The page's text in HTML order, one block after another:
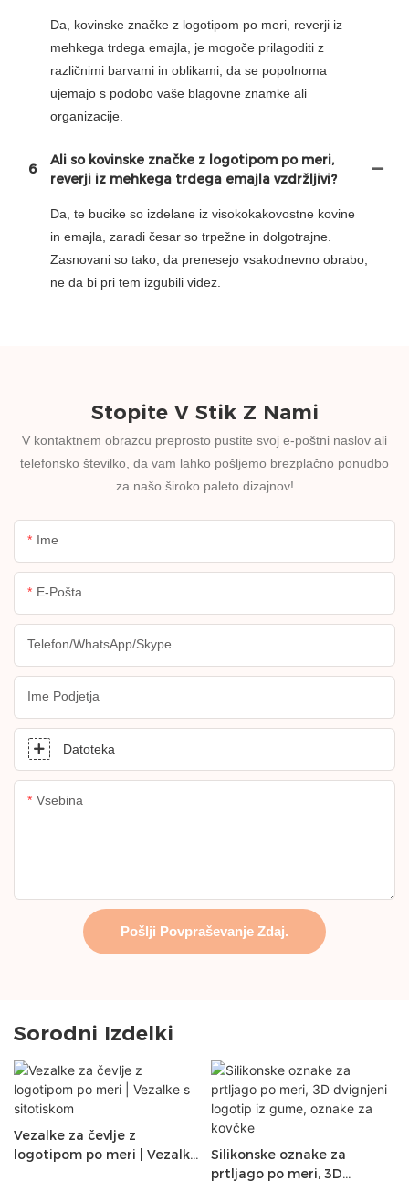
Da, kovinske značke z logotipom po meri, reverji iz
mehkega trdega emajla, je mogoče prilagoditi z
različnimi barvami in oblikami, da se popolnoma
ujemajo s podobo vaše blagovne znamke ali
organizacije.
6
Ali so kovinske značke z logotipom po meri,
reverji iz mehkega trdega emajla vzdržljivi?
Da, te bucike so izdelane iz visokokakovostne kovine
in emajla, zaradi česar so trpežne in dolgotrajne.
Zasnovani so tako, da prenesejo vsakodnevno obrabo,
ne da bi pri tem izgubili videz.
Stopite V Stik Z Nami
V kontaktnem obrazcu preprosto pustite svoj e-poštni naslov ali
telefonsko številko, da vam lahko pošljemo brezplačno ponudbo
za našo široko paleto dizajnov!
Ime
E-Pošta
Telefon/WhatsApp/Skype
Ime Podjetja
Datoteka
Vsebina
Pošlji Povpraševanje Zdaj.
Sorodni Izdelki
Vezalke za čevlje z
logotipom po meri | Vezalke
Silikonske oznake za
prtljago po meri, 3D